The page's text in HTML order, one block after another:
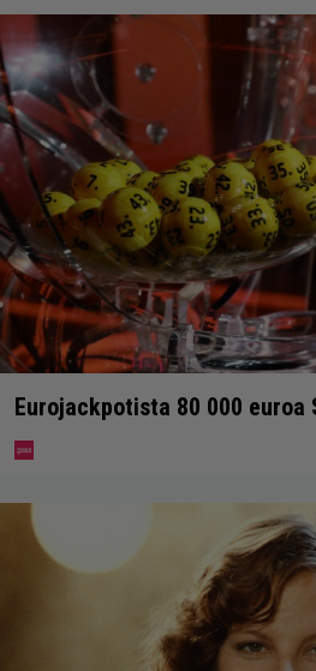
Eurojackpotista 80 000 euroa